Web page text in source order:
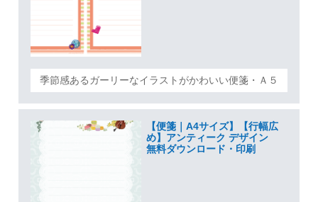
季節感あるガーリーなイラストがかわいい便箋・Ａ５
【便箋｜A4サイズ】【行幅広
め】アンティーク デザイン
無料ダウンロード・印刷